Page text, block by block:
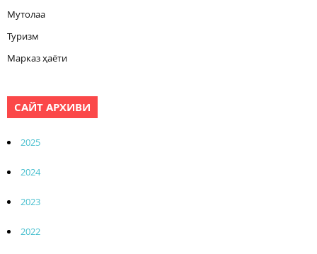
Мутолаа
Туризм
Марказ ҳаёти
САЙТ АРХИВИ
2025
2024
2023
2022